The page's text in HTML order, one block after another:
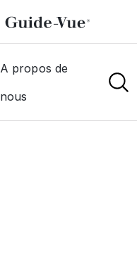
A propos de
nous